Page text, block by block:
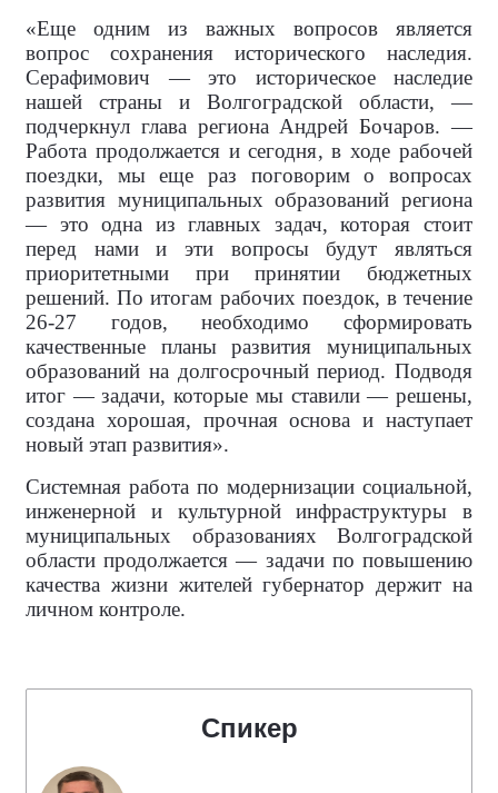
«Еще одним из важных вопросов является
вопрос сохранения исторического наследия.
Серафимович — это историческое наследие
нашей страны и Волгоградской области, —
подчеркнул глава региона Андрей Бочаров. —
Работа продолжается и сегодня, в ходе рабочей
поездки, мы еще раз поговорим о вопросах
развития муниципальных образований региона
— это одна из главных задач, которая стоит
перед нами и эти вопросы будут являться
приоритетными при принятии бюджетных
решений. По итогам рабочих поездок, в течение
26-27 годов, необходимо сформировать
качественные планы развития муниципальных
образований на долгосрочный период. Подводя
итог — задачи, которые мы ставили — решены,
создана хорошая, прочная основа и наступает
новый этап развития».
Системная работа по модернизации социальной,
инженерной и культурной инфраструктуры в
муниципальных образованиях Волгоградской
области продолжается — задачи по повышению
качества жизни жителей губернатор держит на
личном контроле.
Спикер